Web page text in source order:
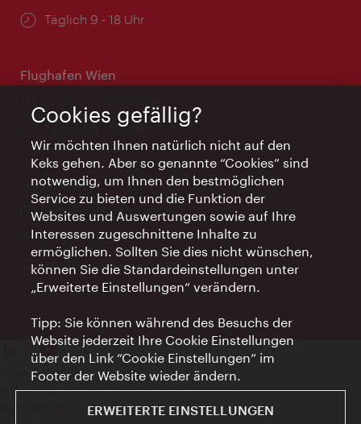
Öffnungszeiten:
Täglich 9 - 18 Uhr
Flughafen Wien
Öffnungszeiten:
Täglich 9 - 18 Uhr
Hotels & Info
Email:
info@wien.info
Telefon:
+43-1-24 555
Öffnungszeiten:
Montag - Freitag 9 - 17 Uhr
Team & Kontakt
Impressum
Cookies gefällig?
Wir möchten Ihnen natürlich nicht auf den
Keks gehen. Aber so genannte “Cookies” sind
notwendig, um Ihnen den bestmöglichen
Service zu bieten und die Funktion der
Websites und Auswertungen sowie auf Ihre
Interessen zugeschnittene Inhalte zu
ermöglichen. Sollten Sie dies nicht wünschen,
können Sie die Standardeinstellungen unter
„Erweiterte Einstellungen“ verändern.
Tipp: Sie können während des Besuchs der
Website jederzeit Ihre Cookie Einstellungen
über den Link “Cookie Einstellungen” im
Footer der Website wieder ändern.
ERWEITERTE EINSTELLUNGEN